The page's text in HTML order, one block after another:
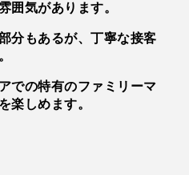
囲気があります。
分もあるが、丁寧な接客
での特有のファミリーマ
楽しめます。